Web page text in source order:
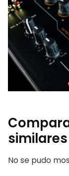
No se pudo